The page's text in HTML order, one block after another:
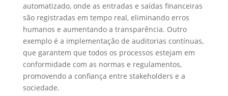
automatizado, onde as entradas e saídas financeiras
são registradas em tempo real, eliminando erros
humanos e aumentando a transparência. Outro
exemplo é a implementação de auditorias contínuas,
que garantem que todos os processos estejam em
conformidade com as normas e regulamentos,
promovendo a confiança entre stakeholders e a
sociedade.